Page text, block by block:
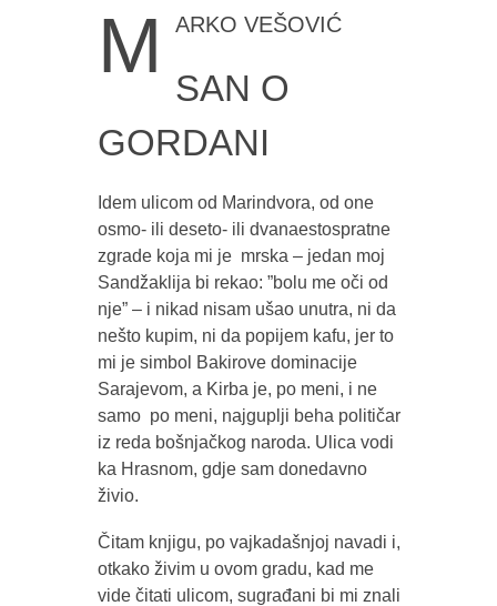
M ARKO VEŠOVIĆ
SAN O
GORDANI
Idem ulicom od Marindvora, od one
osmo- ili deseto- ili dvanaestospratne
zgrade koja mi je mrska – jedan moj
Sandžaklija bi rekao: ”bolu me oči od
nje” – i nikad nisam ušao unutra, ni da
nešto kupim, ni da popijem kafu, jer to
mi je simbol Bakirove dominacije
Sarajevom, a Kirba je, po meni, i ne
samo po meni, najguplji beha političar
iz reda bošnjačkog naroda. Ulica vodi
ka Hrasnom, gdje sam donedavno
živio.
Čitam knjigu, po vajkadašnjoj navadi i,
otkako živim u ovom gradu, kad me
vide čitati ulicom, sugrađani bi mi znali